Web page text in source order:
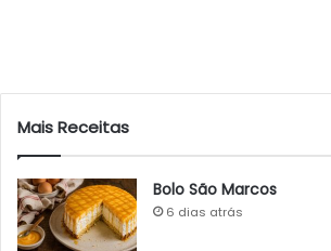
Mais Receitas
Bolo São Marcos
6 dias atrás